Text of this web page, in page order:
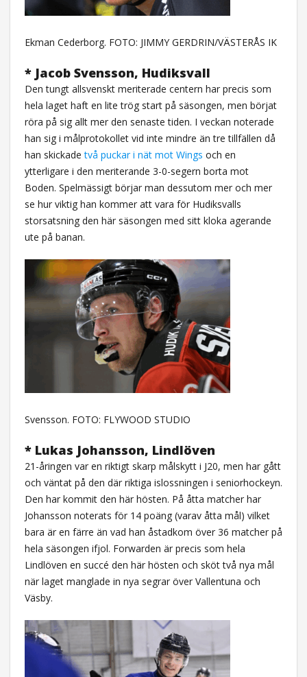
Ekman Cederborg. FOTO: JIMMY GERDRIN/VÄSTERÅS IK
* Jacob Svensson, Hudiksvall
Den tungt allsvenskt meriterade centern har precis som
hela laget haft en lite trög start på säsongen, men börjat
röra på sig allt mer den senaste tiden. I veckan noterade
han sig i målprotokollet vid inte mindre än tre tillfällen då
han skickadetvå puckar i nät mot Wings och en
ytterligare i den meriterande 3-0-segern borta mot
Boden. Spelmässigt börjar man dessutom mer och mer
se hur viktig han kommer att vara för Hudiksvalls
storsatsning den här säsongen med sitt kloka agerande
ute på banan.
Svensson. FOTO: FLYWOOD STUDIO
* Lukas Johansson, Lindlöven
21-åringen var en riktigt skarp målskytt i J20, men har gått
och väntat på den där riktiga islossningen i seniorhockeyn.
Den har kommit den här hösten. På åtta matcher har
Johansson noterats för 14 poäng (varav åtta mål) vilket
bara är en färre än vad han åstadkom över 36 matcher på
hela säsongen ifjol. Forwarden är precis som hela
Lindlöven en succé den här hösten och sköt två nya mål
när laget manglade in nya segrar över Vallentuna och
Väsby.